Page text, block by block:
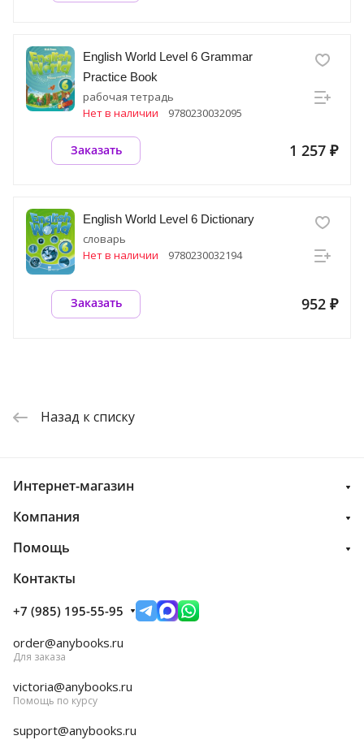
English World Level 6 Grammar
Practice Book
рабочая тетрадь
Нет в наличии
9780230032095
1 257 ₽
Заказать
English World Level 6 Dictionary
словарь
Нет в наличии
9780230032194
952 ₽
Заказать
Назад к списку
Интернет-магазин
Компания
Помощь
Контакты
+7 (985) 195-55-95
order@anybooks.ru
Для заказа
victoria@anybooks.ru
Помощь по курсу
support@anybooks.ru